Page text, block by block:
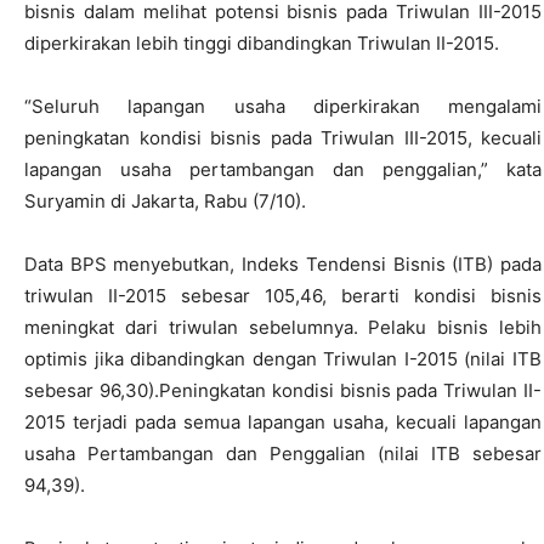
bisnis dalam melihat potensi bisnis pada Triwulan III-2015
diperkirakan lebih tinggi dibandingkan Triwulan II-2015.
“Seluruh lapangan usaha diperkirakan mengalami
peningkatan kondisi bisnis pada Triwulan III-2015, kecuali
lapangan usaha pertambangan dan penggalian,” kata
Suryamin di Jakarta, Rabu (7/10).
Data BPS menyebutkan, Indeks Tendensi Bisnis (ITB) pada
triwulan II-2015 sebesar 105,46, berarti kondisi bisnis
meningkat dari triwulan sebelumnya. Pelaku bisnis lebih
optimis jika dibandingkan dengan Triwulan I-2015 (nilai ITB
sebesar 96,30).Peningkatan kondisi bisnis pada Triwulan II-
2015 terjadi pada semua lapangan usaha, kecuali lapangan
usaha Pertambangan dan Penggalian (nilai ITB sebesar
94,39).